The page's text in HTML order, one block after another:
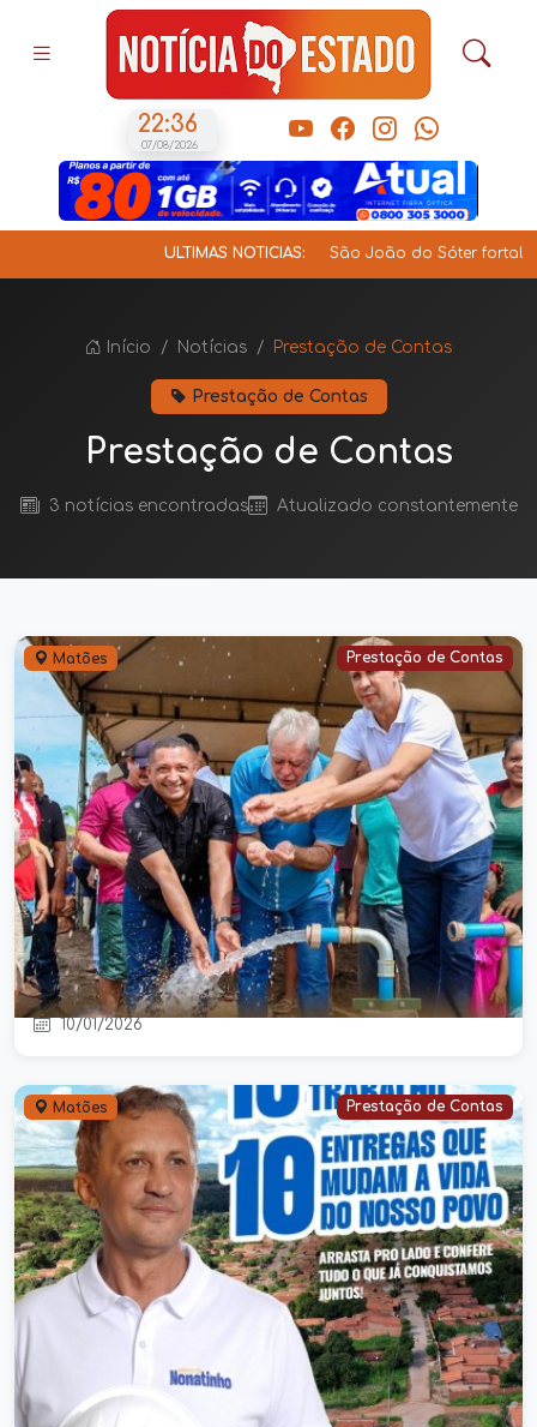
22:36
07/08/2026
ÚLTIMAS NOTÍCIAS: São João do Sóter fortalece
Início Notícias Prestação de Contas
Prestação de Contas
Prestação de Contas
3 notícias encontradas Atualizado constantemente
Matões Prestação de Contas
Mais dois poços vão reforçar o
abastecimento de água nos bairros
Lagoa e Bacuri, em Matões
10/01/2026
Matões Prestação de Contas
Nonatinho: o prefeito que faz a
diferença em cada canto de Matões